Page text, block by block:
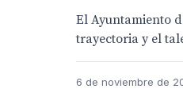
El Ayuntamiento
trayectoria y el
6 de noviembre de